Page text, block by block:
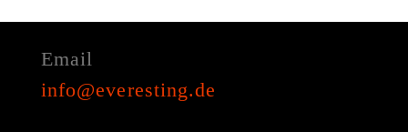
Email
info@everesting.de